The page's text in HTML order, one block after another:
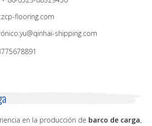
flooring.com
yu@qinhai-shipping.com
en la producción de barco de carga,